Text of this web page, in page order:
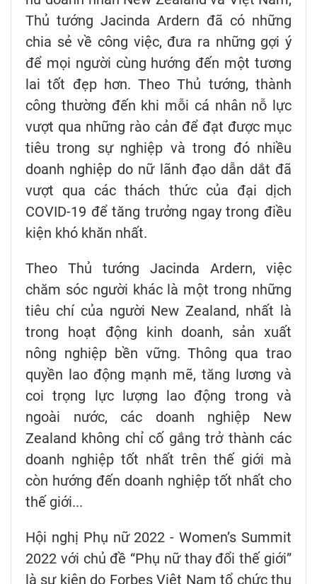
Thủ tướng Jacinda Ardern đã có những
chia sẻ về công việc, đưa ra những gợi ý
để mọi người cùng hướng đến một tương
lai tốt đẹp hơn. Theo Thủ tướng, thành
công thường đến khi mỗi cá nhân nỗ lực
vượt qua những rào cản để đạt được mục
tiêu trong sự nghiệp và trong đó nhiều
doanh nghiệp do nữ lãnh đạo dẫn dắt đã
vượt qua các thách thức của đại dịch
COVID-19 để tăng trưởng ngay trong điều
kiện khó khăn nhất.
Theo Thủ tướng Jacinda Ardern, việc
chăm sóc người khác là một trong những
tiêu chí của người New Zealand, nhất là
trong hoạt động kinh doanh, sản xuất
nông nghiệp bền vững. Thông qua trao
quyền lao động mạnh mẽ, tăng lương và
coi trọng lực lượng lao động trong và
ngoài nước, các doanh nghiệp New
Zealand không chỉ cố gắng trở thành các
doanh nghiệp tốt nhất trên thế giới mà
còn hướng đến doanh nghiệp tốt nhất cho
thế giới...
Hội nghị Phụ nữ 2022 - Women’s Summit
2022 với chủ đề “Phụ nữ thay đổi thế giới”
là sự kiện do Forbes Việt Nam tổ chức thu